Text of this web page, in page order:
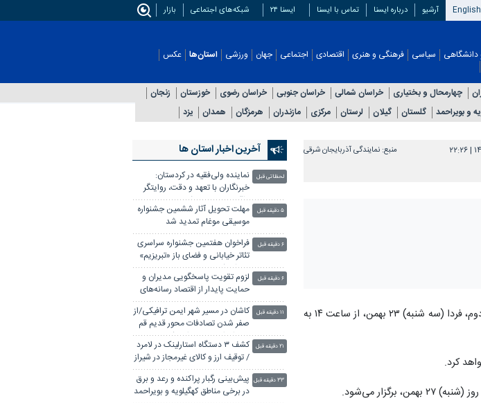
English آرشیو درباره ایسنا تماس با ایسنا ایسنا ۲۴ شبکه‌های اجتماعی بازار
سیاسی فرهنگی و هنری اقتصادی اجتماعی جهان ورزشی استان‌ها
چهارمحال و بختیاری خراسان شمالی خراسان جنوبی خراسان رضوی خوزستان
زنجان
و بویراحمد گلستان گیلان لرستان مرکزی مازندران هرمزگان همدان یزد
عکس
منبع: نمایندگی آذربایجان شرقی
براساس قرعه‌کشی انجام شده، تیم بانوان تراکتور در گروه ۶ مسابقات لیگ دسته دوم، فردا (سه شنبه) ۲۳ بهمن، از ساعت ۱۴ به
آخرین اخبار استان ها
نماینده ولی‌فقیه در کردستان:
خبرنگاران با تعهد و دقت، روایتگر
واقعیات جامعه باشند
لحظاتی قبل
مهلت تحویل آثار ششمین جشنواره
موسیقی موغام تمدید شد
۵ دقیقه قبل
فراخوان هفتمین جشنواره سراسری
تئاتر خیابانی و فضای باز «تبریزیم»
منتشر شد
۶ دقیقه قبل
لزوم تقویت پاسخگویی مدیران و
حمایت پایدار از اقتصاد رسانه‌های
محلی
۶ دقیقه قبل
کاشان در مسیر شهر ایمن ترافیکی/از
صفر شدن تصادفات محور قدیم قم
تا هشدار درباره حوادث کویر
۱۱ دقیقه قبل
کشف ۳ دستگاه استارلینک در لامرد
/ توقیف ارز و کالای غیرمجاز در شیراز
۲۱ دقیقه قبل
پیش‌بینی رگبار پراکنده و رعد و برق
در برخی مناطق کهگیلویه و بویراحمد
۳۳ دقیقه قبل